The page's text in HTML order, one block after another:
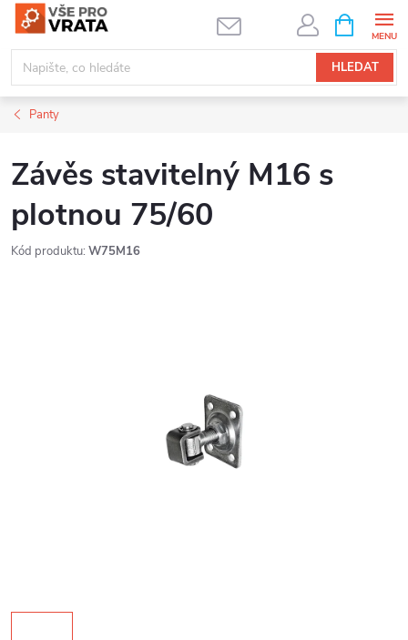
Přejít
obsah
HLEDAT
NÁKUPNÍ
KOŠÍK
Panty
Závěs stavitelný M16 s
plotnou 75/60
Kód produktu: W75M16